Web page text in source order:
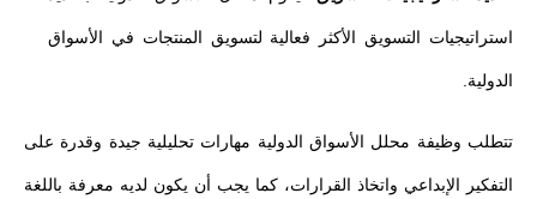
استراتيجيات التسويق الأكثر فعالية لتسويق المنتجات في الأسواق
الدولية.
تتطلب وظيفة محلل الأسواق الدولية مهارات تحليلية جيدة وقدرة على
التفكير الإبداعي واتخاذ القرارات، كما يجب أن يكون لديه معرفة باللغة